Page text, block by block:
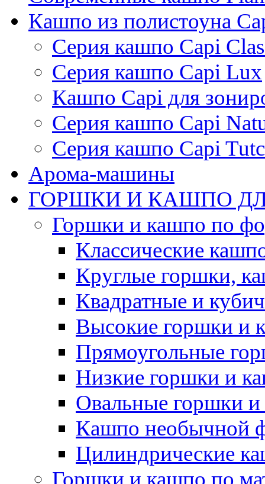
Кашпо из полистоуна
Серия кашпо Capi
Серия кашпо Capi Lux
Кашпо Capi для
Серия кашпо Capi
Серия кашпо Capi
Арома-машины
ГОРШКИ И КАШПО
Горшки и кашпо по
Классические
Круглые горшки,
Квадратные и
Высокие горшки и
Прямоугольные
Низкие горшки и
Овальные горшки
Кашпо необычной
Цилиндрические
Горшки и кашпо по